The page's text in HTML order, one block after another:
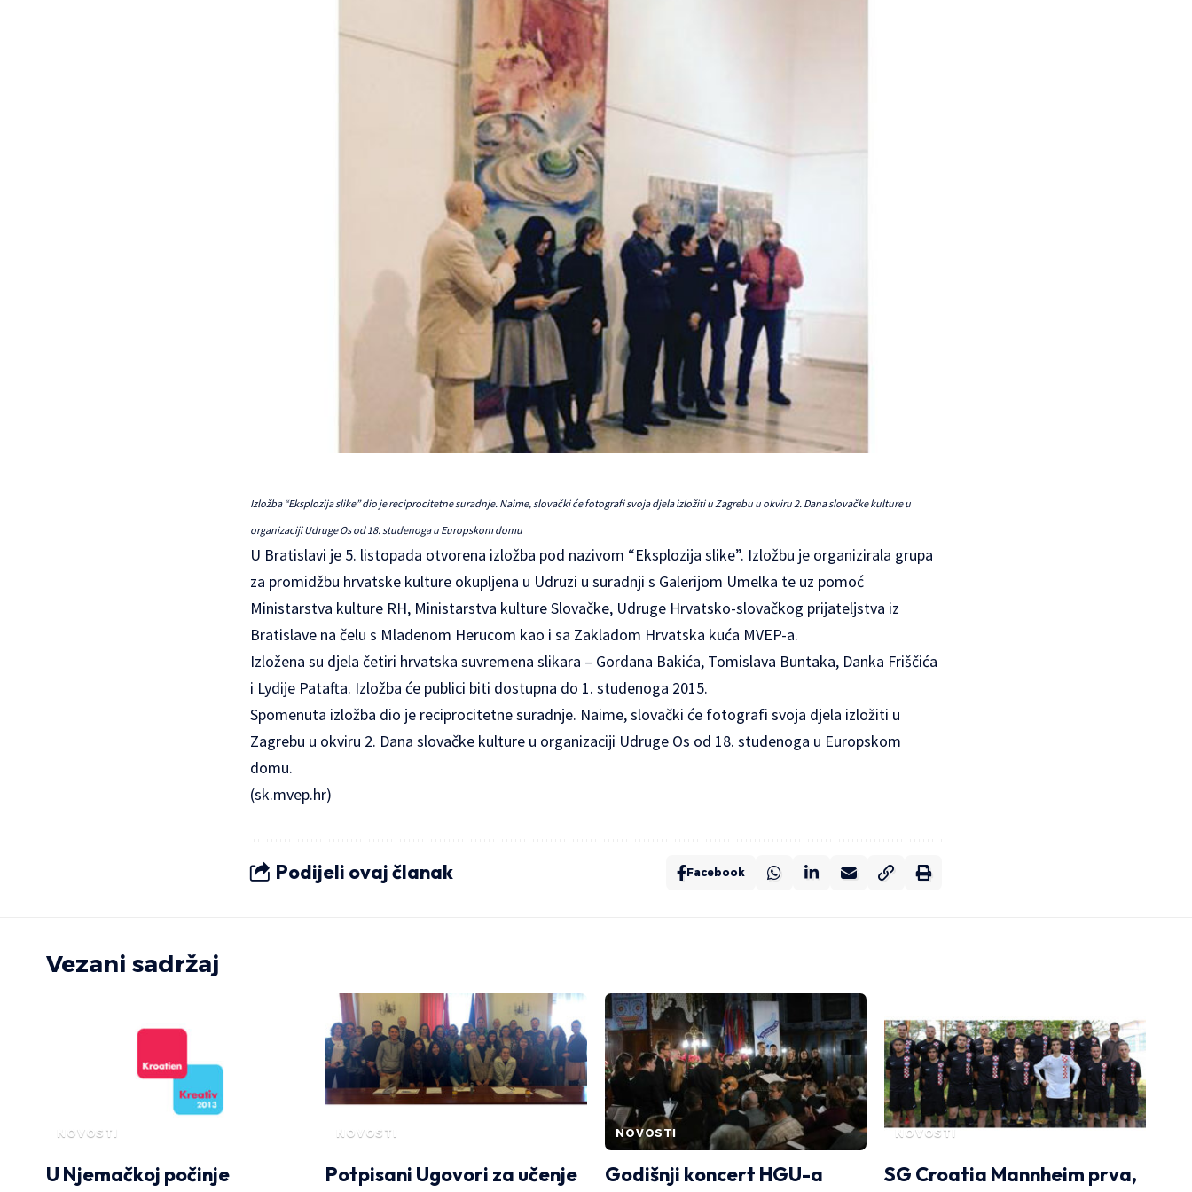
Izložba “Eksplozija slike” dio je reciprocitetne suradnje. Naime, slovački će fotografi svoja djela izložiti u Zagrebu u okviru 2. Dana slovačke kulture u
organizaciji Udruge Os od 18. studenoga u Europskom domu
U Bratislavi je 5. listopada otvorena izložba pod nazivom “Eksplozija slike”. Izložbu je organizirala grupa
za promidžbu hrvatske kulture okupljena u Udruzi u suradnji s Galerijom Umelka te uz pomoć
Ministarstva kulture RH, Ministarstva kulture Slovačke, Udruge Hrvatsko-slovačkog prijateljstva iz
Bratislave na čelu s Mladenom Herucom kao i sa Zakladom Hrvatska kuća MVEP-a.
Izložena su djela četiri hrvatska suvremena slikara – Gordana Bakića, Tomislava Buntaka, Danka Friščića
i Lydije Patafta. Izložba će publici biti dostupna do 1. studenoga 2015.
Spomenuta izložba dio je reciprocitetne suradnje. Naime, slovački će fotografi svoja djela izložiti u
Zagrebu u okviru 2. Dana slovačke kulture u organizaciji Udruge Os od 18. studenoga u Europskom
domu.
(sk.mvep.hr)
Podijeli ovaj članak Facebook
Vezani sadržaj
NOVOSTI
U Njemačkoj počinje
NOVOSTI
Potpisani Ugovori za učenje
NOVOSTI
Godišnji koncert HGU-a
NOVOSTI
SG Croatia Mannheim prva,